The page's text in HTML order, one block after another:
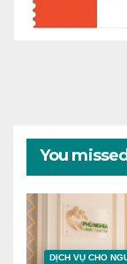
You missed
DỊCH VỤ CHO